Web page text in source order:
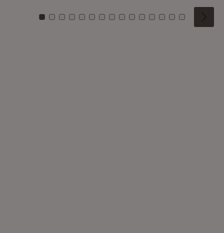
Zu Kachel: 0
Zu Kachel: 1
Zu Kachel: 2
Zu Kachel: 3
Zu Kachel: 4
Zu Kachel: 5
Zu Kachel: 6
Zu Kachel: 7
Zu Kachel: 8
Zu Kachel: 9
Zu Kachel: 10
Zu Kachel: 11
Zu Kachel: 12
Zu Kachel:
Zu